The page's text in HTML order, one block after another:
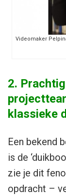
Videomaker
2.
klassieke
Een bekend
is de
zie je dit
opdracht –